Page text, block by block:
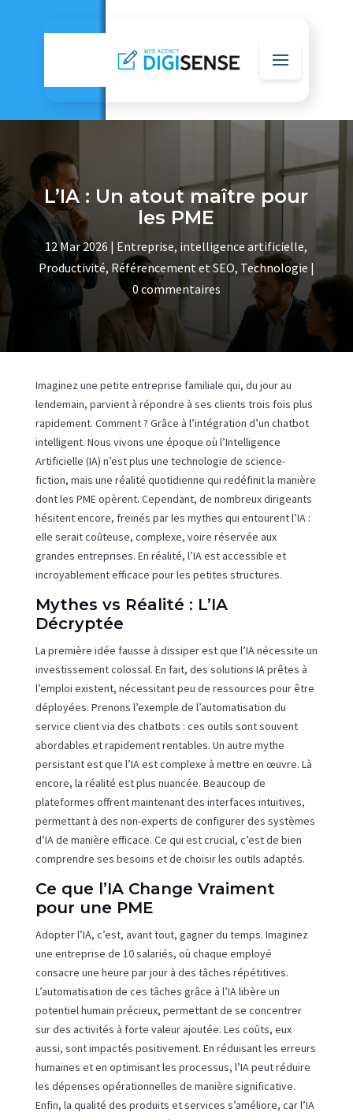
L’IA : Un atout maître pour
les PME
12 Mar 2026 | Entreprise, intelligence artificielle,
Productivité, Référencement et SEO, Technologie |
0 commentaires
Imaginez une petite entreprise familiale qui, du jour au
lendemain, parvient à répondre à ses clients trois fois plus
rapidement. Comment ? Grâce à l’intégration d’un chatbot
intelligent. Nous vivons une époque où l’Intelligence
Artificielle (IA) n’est plus une technologie de science-
fiction, mais une réalité quotidienne qui redéfinit la manière
dont les PME opèrent. Cependant, de nombreux dirigeants
hésitent encore, freinés par les mythes qui entourent l’IA :
elle serait coûteuse, complexe, voire réservée aux
grandes entreprises. En réalité, l’IA est accessible et
incroyablement efficace pour les petites structures.
Mythes vs Réalité : L’IA
Décryptée
La première idée fausse à dissiper est que l’IA nécessite un
investissement colossal. En fait, des solutions IA prêtes à
l’emploi existent, nécessitant peu de ressources pour être
déployées. Prenons l’exemple de l’automatisation du
service client via des chatbots : ces outils sont souvent
abordables et rapidement rentables. Un autre mythe
persistant est que l’IA est complexe à mettre en œuvre. Là
encore, la réalité est plus nuancée. Beaucoup de
plateformes offrent maintenant des interfaces intuitives,
permettant à des non-experts de configurer des systèmes
d’IA de manière efficace. Ce qui est crucial, c’est de bien
comprendre ses besoins et de choisir les outils adaptés.
Ce que l’IA Change Vraiment
pour une PME
Adopter l’IA, c’est, avant tout, gagner du temps. Imaginez
une entreprise de 10 salariés, où chaque employé
consacre une heure par jour à des tâches répétitives.
L’automatisation de ces tâches grâce à l’IA libère un
potentiel humain précieux, permettant de se concentrer
sur des activités à forte valeur ajoutée. Les coûts, eux
aussi, sont impactés positivement. En réduisant les erreurs
humaines et en optimisant les processus, l’IA peut réduire
les dépenses opérationnelles de manière significative.
Enfin, la qualité des produits et services s’améliore, car l’IA